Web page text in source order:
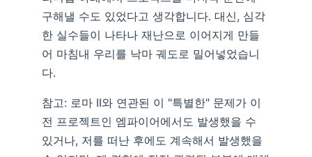
구해낼 수도 있었다고 생각합니다. 대신, 심각
한 실수들이 나타나 재난으로 이어지게 만들
어 마침내 우리를 낙마 궤도로 밀어넣었습니
다.
참고: 로마 II와 연관된 이 "특별한" 문제가 이
전 프로젝트인 엠파이어에서도 발생했을 수
있거나, 저를 떠난 후에도 계속해서 발생했을